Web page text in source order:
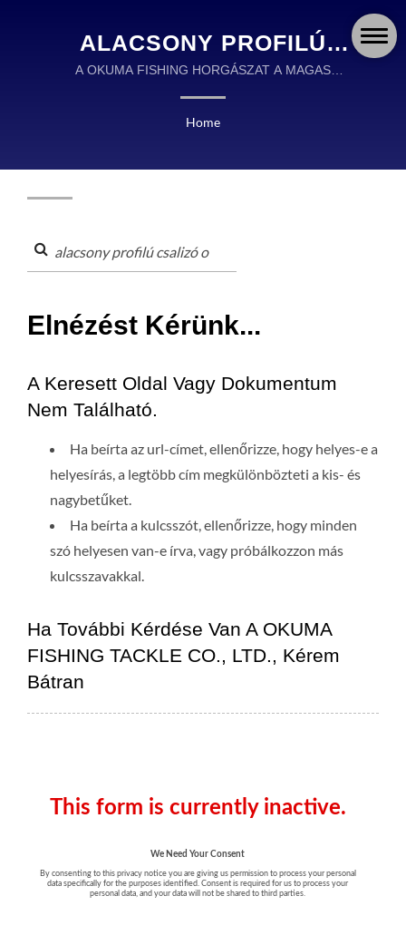
ALACSONY PROFILÚ
CSALIZÓ
ORSÓKERESETT |
CO., LTD.
A OKUMA FISHING HORGÁSZAT A MAGAS
Home
Elnézést Kérünk...
A Keresett Oldal Vagy Dokumentum
Nem Található.
Ha beírta az url-címet, ellenőrizze, hogy helyes-e a
helyesírás, a legtöbb cím megkülönbözteti a kis- és
nagybetűket.
Ha beírta a kulcsszót, ellenőrizze, hogy minden
szó helyesen van-e írva, vagy próbálkozzon más
kulcsszavakkal.
Ha További Kérdése Van A OKUMA
FISHING TACKLE CO., LTD., Kérem
Bátran